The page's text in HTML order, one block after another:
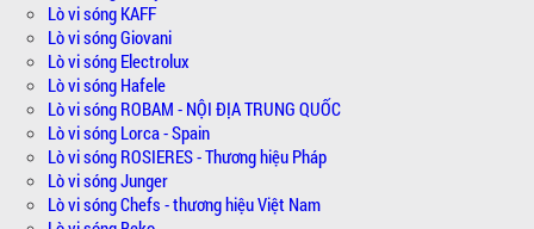
Lò vi sóng KAFF
Lò vi sóng Giovani
Lò vi sóng Electrolux
Lò vi sóng Hafele
Lò vi sóng ROBAM - NỘI ĐỊA TRUNG QUỐC
Lò vi sóng Lorca - Spain
Lò vi sóng ROSIERES - Thương hiệu Pháp
Lò vi sóng Junger
Lò vi sóng Chefs - thương hiệu Việt Nam